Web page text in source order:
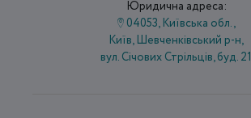
Юридична адреса:
04053, Київська обл.,
Київ, Шевченківський р-н,
вул. Січових Стрільців, буд. 21